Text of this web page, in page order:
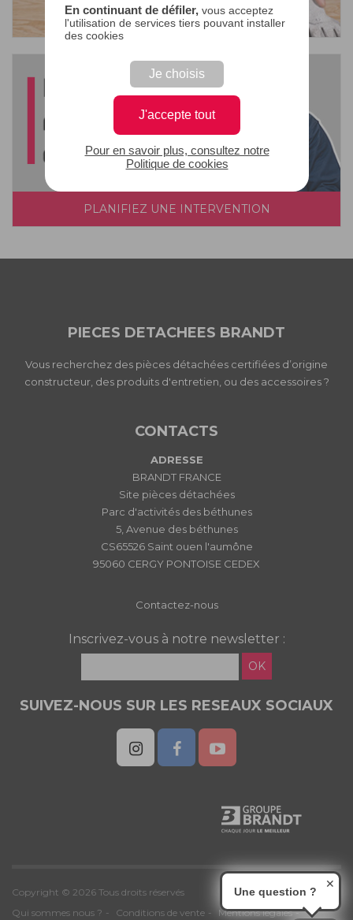
En continuant de défiler,vous acceptez
l'utilisation de services tiers pouvant installer
des cookies
Je choisis
J'accepte tout
Pour en savoir plus, consultez notre
Politique de cookies
PLANIFIEZ UNE INTERVENTION
PIECES DETACHEES BRANDT
Vous recherchez des pièces détachées certifiées d’origine
constructeur, des produits d'entretien, ou des accessoires ?
CONTACTS
ADRESSE
BRANDT FRANCE
Site pièces détachées
Parc d'activités des béthunes
5, Avenue des béthunes
CS65526 Saint ouen l'aumône
95060 CERGY PONTOISE CEDEX
Contactez-nous
Inscrivez-vous à notre newsletter :
OK
SUIVEZ-NOUS SUR LES RESEAUX SOCIAUX
Copyright © 2026 Tous droits réservés
Qui sommes nous ?
Conditions de vente Mentions légales
Une question ?
✕